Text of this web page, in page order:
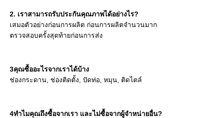
2. เราสามารถรับประกันคุณภาพได้อย่างไร?
เสมอตัวอย่างก่อนการผลิต ก่อนการผลิตจํานวนมาก
ตรวจสอบครั้งสุดท้ายก่อนการส่ง
3คุณซื้ออะไรจากเราได้บ้าง
ช่องกระดาน, ช่องติดตั้ง, ปัดท่อ, หมุน, ติดไตล์
4ทําไมคุณถึงซื้อจากเรา และไม่ซื้อจากผู้จําหน่ายอื่น?